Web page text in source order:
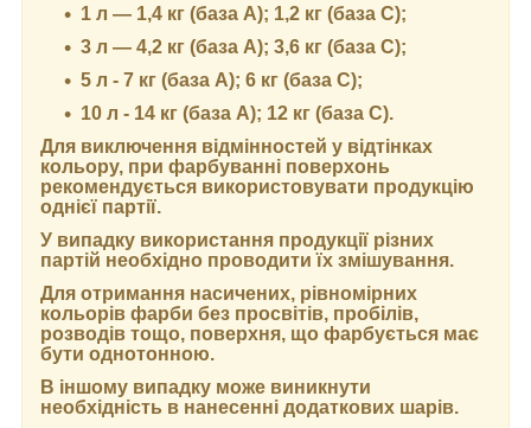
1 л — 1,4 кг (база А); 1,2 кг (база С);
3 л — 4,2 кг (база А); 3,6 кг (база C);
5 л - 7 кг (база А); 6 кг (база С);
10 л - 14 кг (база А); 12 кг (база С).
Для виключення відмінностей у відтінках
кольору, при фарбуванні поверхонь
рекомендується використовувати продукцію
однієї партії.
У випадку використання продукції різних
партій необхідно проводити їх змішування.
Для отримання насичених, рівномірних
кольорів фарби без просвітів, пробілів,
розводів тощо, поверхня, що фарбується має
бути однотонною.
В іншому випадку може виникнути
необхідність в нанесенні додаткових шарів.